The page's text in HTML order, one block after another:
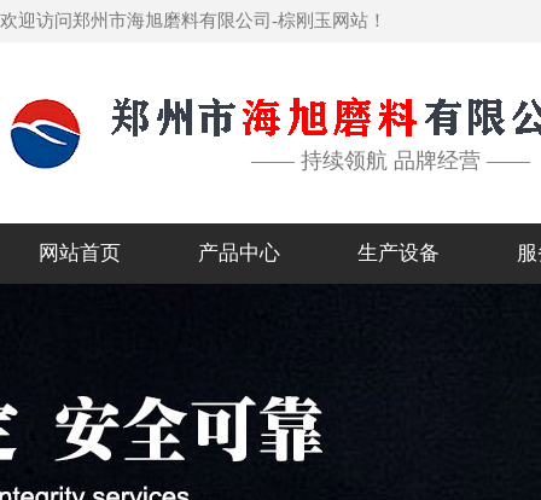
欢迎访问郑州市海旭磨料有限公司-棕刚玉网站！
—— 持续领航 品牌经营 ——
网站首页 产品中心 生产设备